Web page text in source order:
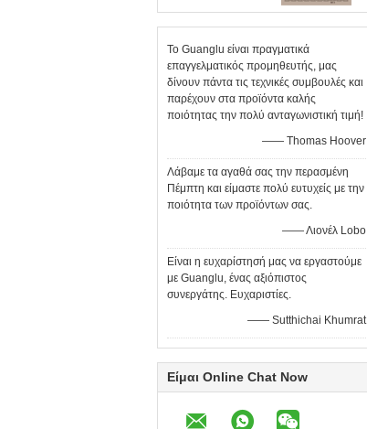
Το Guanglu είναι πραγματικά
επαγγελματικός προμηθευτής, μας
δίνουν πάντα τις τεχνικές συμβουλές και
παρέχουν στα προϊόντα καλής
ποιότητας την πολύ ανταγωνιστική τιμή!
—— Thomas Hoover
Λάβαμε τα αγαθά σας την περασμένη
Πέμπτη και είμαστε πολύ ευτυχείς με την
ποιότητα των προϊόντων σας.
—— Λιονέλ Lobo
Είναι η ευχαρίστησή μας να εργαστούμε
με Guanglu, ένας αξιόπιστος
συνεργάτης. Ευχαριστίες.
—— Sutthichai Khumrat
Είμαι Online Chat Now